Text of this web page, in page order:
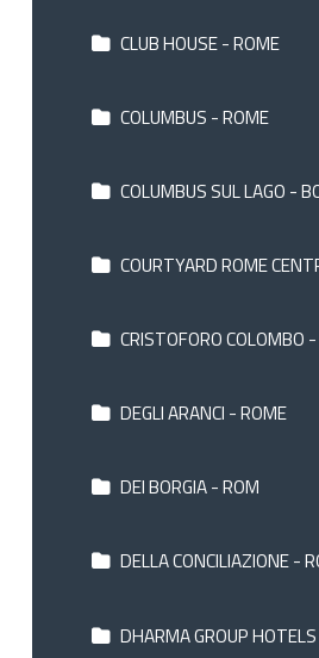
CLUB HOUSE - ROME
COLUMBUS - ROME
COLUMBUS SUL LAGO -
COURTYARD ROME
CRISTOFORO COLOMBO
DEGLI ARANCI - ROME
DEI BORGIA - ROM
DELLA CONCILIAZIONE -
DHARMA GROUP